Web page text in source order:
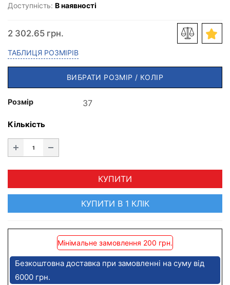
Доступність: В наявності
2 302.65 грн.
ТАБЛИЦЯ РОЗМІРІВ
ВИБРАТИ РОЗМІР / КОЛІР
Розмір
Кількість
КУПИТИ
КУПИТИ В 1 КЛІК
Мінімальне замовлення 200 грн.
Безкоштовна доставка при замовленні на суму від
6000 грн.